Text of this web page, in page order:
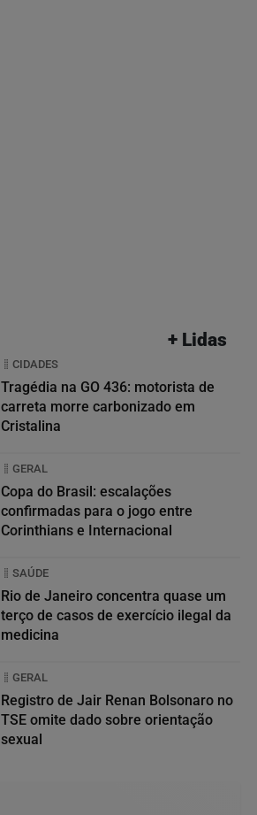
+ Lidas
CIDADES
Tragédia na GO 436: motorista de
carreta morre carbonizado em
Cristalina
GERAL
Copa do Brasil: escalações
confirmadas para o jogo entre
Corinthians e Internacional
SAÚDE
Rio de Janeiro concentra quase um
terço de casos de exercício ilegal da
medicina
GERAL
Registro de Jair Renan Bolsonaro no
TSE omite dado sobre orientação
sexual